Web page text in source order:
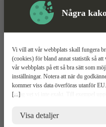
Några
[...]
Vi vill att vår webbplats skall fungera
(cookies) för bland annat statistik så
vår webbplats på ett så bra sätt som
inställningar. Notera att när du
kommer viss data överföras utanför
bolag vet vi inte exakt. Till exempel
risker för dina personuppgifter. De
brottsbekämpande myndigheter i USA
Visa detaljer
Kapskiva Mer information
Tyrolit DCCI
Specialgjord för plaströr